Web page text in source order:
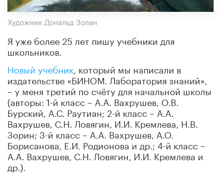
Художник Дональд Золан
Я уже более 25 лет пишу учебники для
школьников.
Новый учебник , который мы написали в
издательстве «БИНОМ. Лаборатория знаний»,
– у меня третий по счёту для начальной школы
(авторы: 1-й класс – А.А. Вахрушев, О.В.
Бурский, А.С. Раутиан; 2-й класс – А.А.
Вахрушев, С.Н. Ловягин, И.И. Кремлева, Н.В.
Зорин; 3-й класс – А.А. Вахрушев, А.О.
Борисанова, Е.И. Родионова и др.; 4-й класс –
А.А. Вахрушев, С.Н. Ловягин, И.И. Кремлева и
др.).